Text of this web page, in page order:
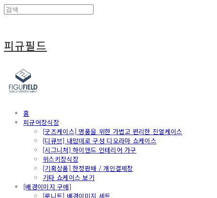
피규필드
홈
피규어장식장
[굿즈케이스] 명품을 위한 가볍고 편리한 진열케이스
[디큐브] 내맘데로 구성 디오라마 쇼케이스
[시그니처] 하이앤드 인테리어 가구
위스키장식장
[기획상품] 한정판매 / 개인결제창
기타 쇼케이스 보기
[배경이미지 구매]
[루니트] 배경이미지 세트